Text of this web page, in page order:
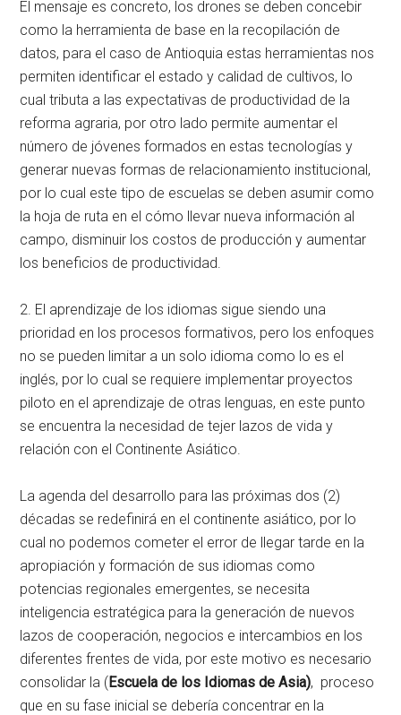
El mensaje es concreto, los drones se deben concebir
como la herramienta de base en la recopilación de
datos, para el caso de Antioquia estas herramientas nos
permiten identificar el estado y calidad de cultivos, lo
cual tributa a las expectativas de productividad de la
reforma agraria, por otro lado permite aumentar el
número de jóvenes formados en estas tecnologías y
generar nuevas formas de relacionamiento institucional,
por lo cual este tipo de escuelas se deben asumir como
la hoja de ruta en el cómo llevar nueva información al
campo, disminuir los costos de producción y aumentar
los beneficios de productividad.
2. El aprendizaje de los idiomas sigue siendo una
prioridad en los procesos formativos, pero los enfoques
no se pueden limitar a un solo idioma como lo es el
inglés, por lo cual se requiere implementar proyectos
piloto en el aprendizaje de otras lenguas, en este punto
se encuentra la necesidad de tejer lazos de vida y
relación con el Continente Asiático.
La agenda del desarrollo para las próximas dos (2)
décadas se redefinirá en el continente asiático, por lo
cual no podemos cometer el error de llegar tarde en la
apropiación y formación de sus idiomas como
potencias regionales emergentes, se necesita
inteligencia estratégica para la generación de nuevos
lazos de cooperación, negocios e intercambios en los
diferentes frentes de vida, por este motivo es necesario
consolidar la (Escuela de los Idiomas de Asia), proceso
que en su fase inicial se debería concentrar en la